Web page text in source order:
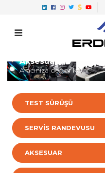
Aksesuarlar
Aracınıza değer katar.
TEST SÜRÜŞÜ
SERVİS RANDEVUSU
AKSESUAR